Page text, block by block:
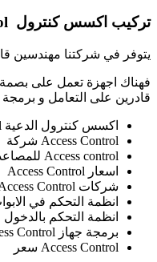
تركيب اكسس كنترول
يتوفر في شركتنا مهندسين
فهناك اجهزة تعمل على بصمة
قادرين على التعامل و
اكسس كنترول الدعية Access Control
Access Control شركة
Access control للمصاعد
اسعار Access Control
شركات Access Control
انظمة التحكم في
انظمة التحكم
برمجة جهاز Access Control
Access Control سعر